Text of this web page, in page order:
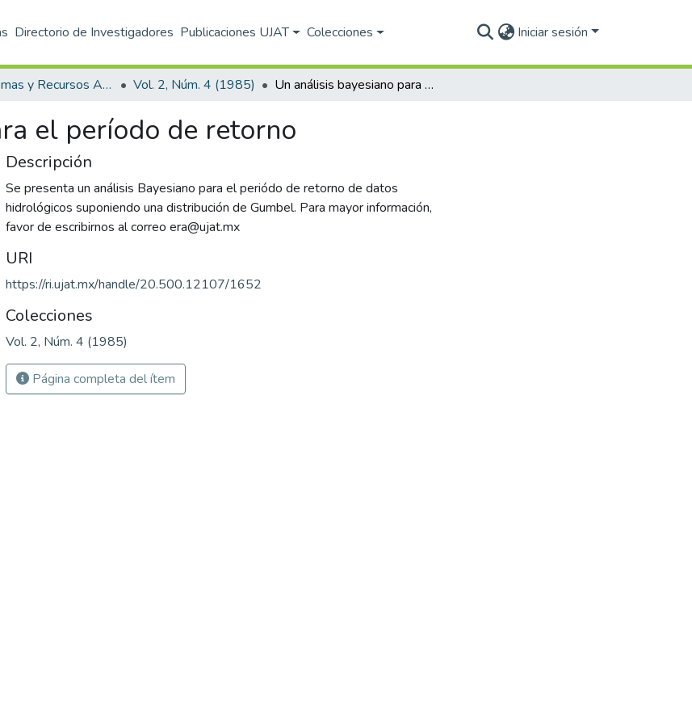
Directorio de Investigadores Publicaciones UJAT Colecciones Iniciar sesión
Ecosistemas y Recursos Agropecuarios Vol. 2, Núm. 4 (1985) Un análisis bayesiano para el período de retorno
el período de retorno
Descripción
Se presenta un análisis Bayesiano para el periódo de retorno de datos
hidrológicos suponiendo una distribución de Gumbel. Para mayor información,
favor de escribirnos al correo era@ujat.mx
URI
https://ri.ujat.mx/handle/20.500.12107/1652
Colecciones
Vol. 2, Núm. 4 (1985)
Página completa del ítem